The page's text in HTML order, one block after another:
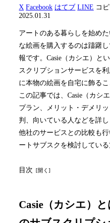
X Facebook はてブ LINE コ
2025.01.31
アートのある暮らしを始め
な絵画を購入するのは躊躇
報です。Casie（カシエ）と
スクリプションサービスを
に本物の絵画を自宅に飾るこ
この記事では、Casie（カシ
プラン、メリット・デメリ
判、向いている人などを詳し
他社のサービスとの比較も
ートサブスクを検討している
目次
Casie（カシエ）